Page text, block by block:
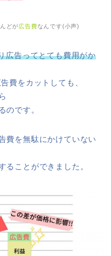
どが広告費なんです(小声)
広告ってとても費用がか
費をカットしても、
のです。
費を無駄にかけていない
ることができました。